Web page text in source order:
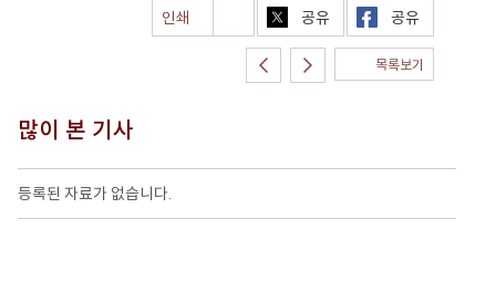
인쇄 공유
공유
목록보기
많이 본 기사
등록된 자료가 없습니다.